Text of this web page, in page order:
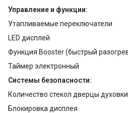
Управление и функции:
Утапливаемые переключатели
LED дисплей
Функция Booster (быстрый
Таймер электронный
Системы безопасности:
Количество стекол дверцы
Блокировка дисплея